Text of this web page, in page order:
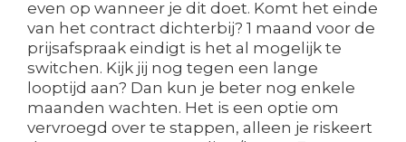
even op wanneer je dit doet. Komt het einde
van het contract dichterbij? 1 maand voor de
prijsafspraak eindigt is het al mogelijk te
switchen. Kijk jij nog tegen een lange
looptijd aan? Dan kun je beter nog enkele
maanden wachten. Het is een optie om
vervroegd over te stappen, alleen je riskeert